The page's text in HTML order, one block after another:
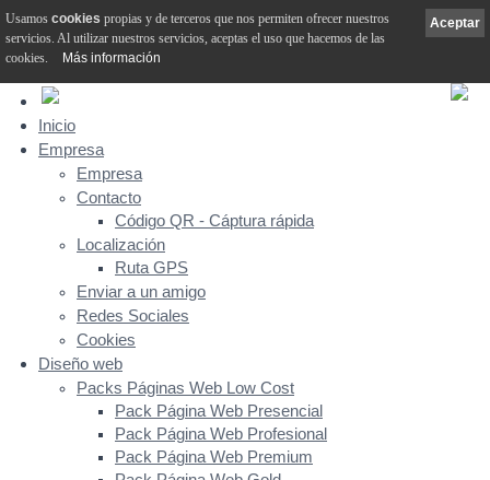
Inicio
Empresa
Empresa
Contacto
Código QR - Cáptura rápida
Localización
Ruta GPS
Enviar a un amigo
Redes Sociales
Cookies
Diseño web
Packs Páginas Web Low Cost
Pack Página Web Presencial
Pack Página Web Profesional
Pack Página Web Premium
Aceptar
Usamos cookies propias y de terceros que nos permiten ofrecer nuestros
servicios. Al utilizar nuestros servicios, aceptas el uso que hacemos de las
cookies.
Más información